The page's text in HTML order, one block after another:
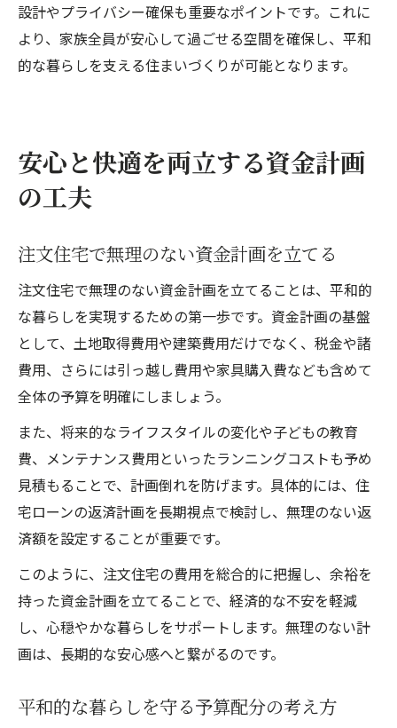
設計やプライバシー確保も重要なポイントです。これに
より、家族全員が安心して過ごせる空間を確保し、平和
的な暮らしを支える住まいづくりが可能となります。
安心と快適を両立する資金計画
の工夫
注文住宅で無理のない資金計画を立てる
注文住宅で無理のない資金計画を立てることは、平和的
な暮らしを実現するための第一歩です。資金計画の基盤
として、土地取得費用や建築費用だけでなく、税金や諸
費用、さらには引っ越し費用や家具購入費なども含めて
全体の予算を明確にしましょう。
また、将来的なライフスタイルの変化や子どもの教育
費、メンテナンス費用といったランニングコストも予め
見積もることで、計画倒れを防げます。具体的には、住
宅ローンの返済計画を長期視点で検討し、無理のない返
済額を設定することが重要です。
このように、注文住宅の費用を総合的に把握し、余裕を
持った資金計画を立てることで、経済的な不安を軽減
し、心穏やかな暮らしをサポートします。無理のない計
画は、長期的な安心感へと繋がるのです。
平和的な暮らしを守る予算配分の考え方